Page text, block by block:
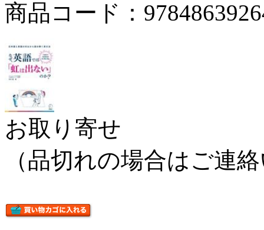
商品コード：
お取り寄せ
（品切れの場合はご連